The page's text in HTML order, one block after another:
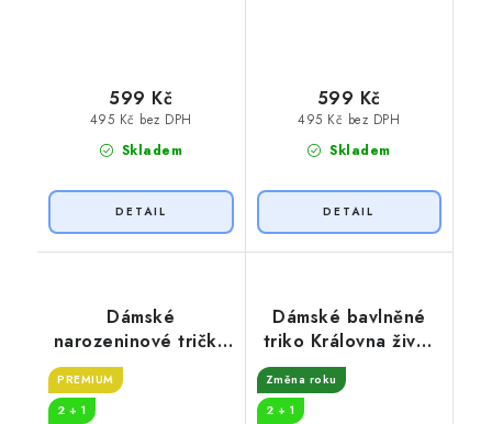
Skladem
495 Kč bez DPH
599 Kč
Skladem
495 Kč bez DPH
599 Kč
Dámské
narozeninové tričko
Je mi 60
PREMIUM
2 + 1
Dámské bavlněné
triko Královna život
začíná
Změna roku
2 + 1